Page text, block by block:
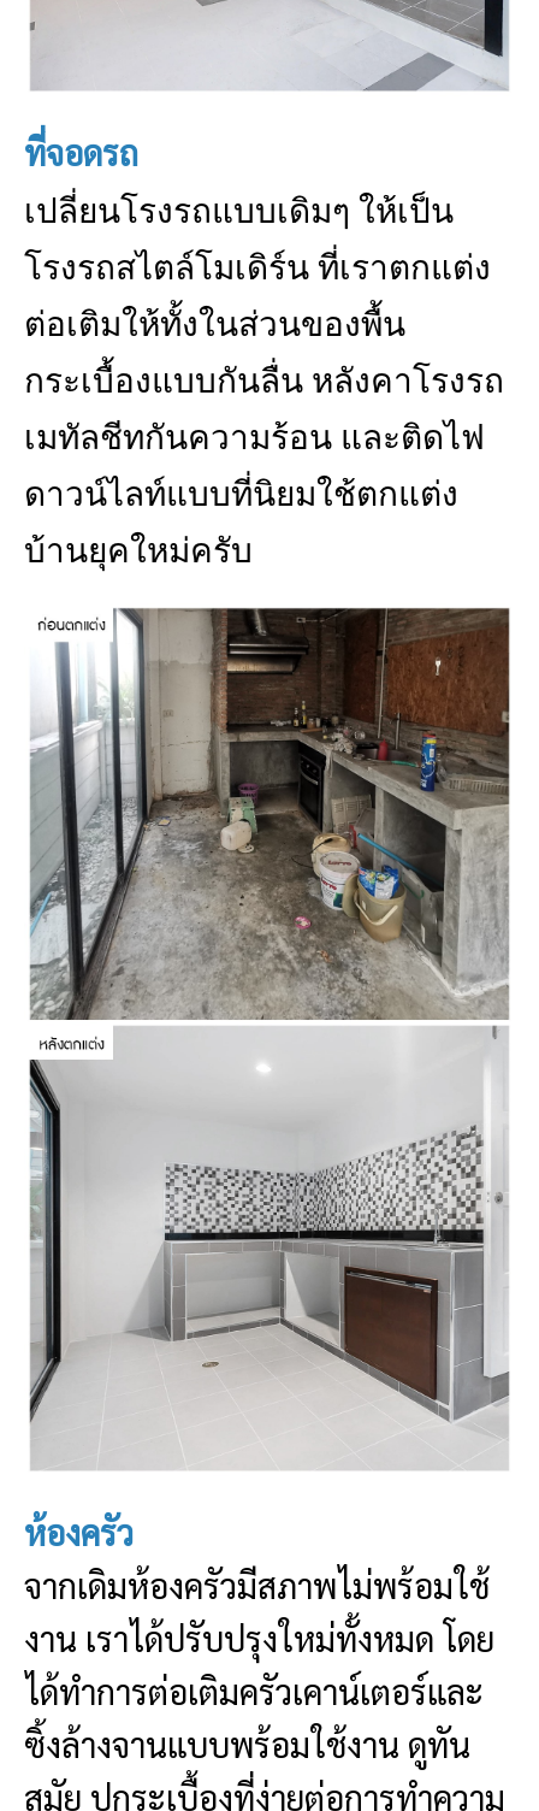
ที่จอดรถ
เปลี่ยนโรงรถแบบเดิมๆ ให้เป็น
โรงรถสไตล์โมเดิร์น ที่เราตกแต่ง
ต่อเติมให้ทั้งในส่วนของพื้น
กระเบื้องแบบกันลื่น หลังคาโรงรถ
เมทัลชีทกันความร้อน และติดไฟ
ดาวน์ไลท์แบบที่นิยมใช้ตกแต่ง
บ้านยุคใหม่ครับ
ห้องครัว
จากเดิมห้องครัวมีสภาพไม่พร้อมใช้
งาน เราได้ปรับปรุงใหม่ทั้งหมด โดย
ได้ทำการต่อเติมครัวเคาน์เตอร์และ
ซิ้งล้างจานแบบพร้อมใช้งาน ดูทัน
สมัย ปูกระเบื้องที่ง่ายต่อการทำความ